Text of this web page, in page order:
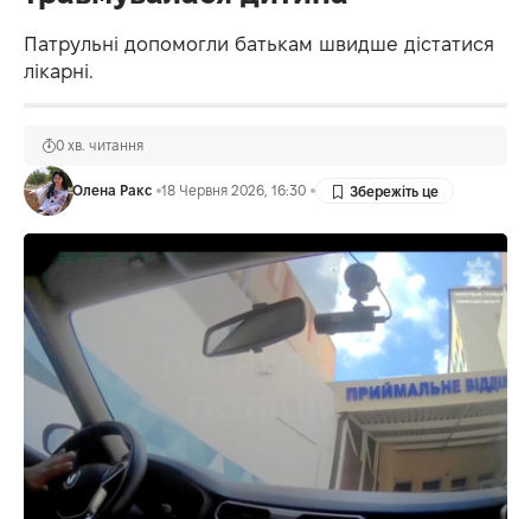
Патрульні допомогли батькам швидше дістатися
лікарні.
Олена Ракс 18 Червня 2026, 16:30
0 хв. читання